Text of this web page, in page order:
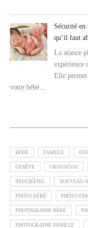
Sécurité en
qu’il faut
La séance
expérience
Elle
votre bébé…
BÉBÉ FAMILLE
GENÈVE GROSSESSE
NEUCHÂTEL NOUVEAU-
PHOTO BÉBÉ PHOTO
PHOTOGRAPHE BÉBÉ
PHOTOGRAPHE FAMILLE